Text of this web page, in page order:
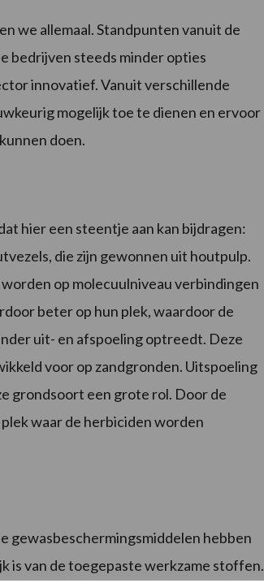
we allemaal. Standpunten vanuit de
bedrijven steeds minder opties
innovatief. Vanuit verschillende
mogelijk toe te dienen en ervoor
doen.
hier een steentje aan kan bijdragen:
die zijn gewonnen uit houtpulp.
op molecuulniveau verbindingen
beter op hun plek, waardoor de
uit- en afspoeling optreedt. Deze
voor op zandgronden. Uitspoeling
grondsoort een grote rol. Door de
waar de herbiciden worden
gewasbeschermingsmiddelen hebben
is van de toegepaste werkzame stoffen.